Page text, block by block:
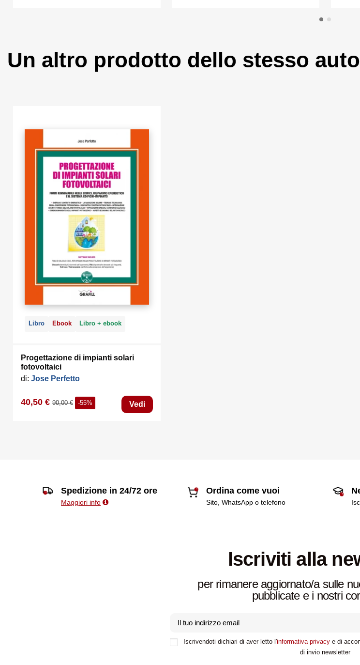
Un altro prodotto dello stesso
Libro Ebook Libro + ebook
Progettazione di impianti solari
fotovoltaici
di: Jose Perfetto
40,50 € 90,00 € -55% Vedi
Spedizione in 24/72 ore
Maggiori info
Ordina come vuoi
Sito, WhatsApp o telefono
Iscriviti alla
per rimanere aggiornato/a sulle
pubblicate e i nostri
Iscrivendoti dichiari di aver letto l'informativa privacy e di
di invio newsletter